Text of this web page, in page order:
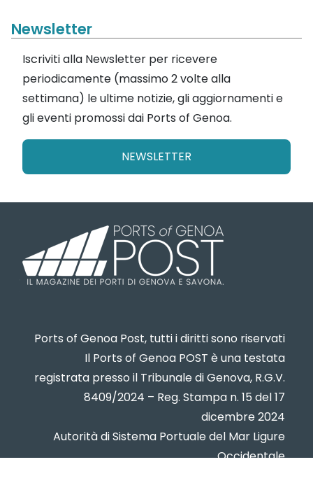
Newsletter
Iscriviti alla Newsletter per ricevere
periodicamente (massimo 2 volte alla
settimana) le ultime notizie, gli aggiornamenti e
gli eventi promossi dai Ports of Genoa.
NEWSLETTER
Ports of Genoa Post, tutti i diritti sono riservati
Il Ports of Genoa POST è una testata
registrata presso il Tribunale di Genova, R.G.V.
8409/2024 – Reg. Stampa n. 15 del 17
dicembre 2024
Autorità di Sistema Portuale del Mar Ligure
Occidentale